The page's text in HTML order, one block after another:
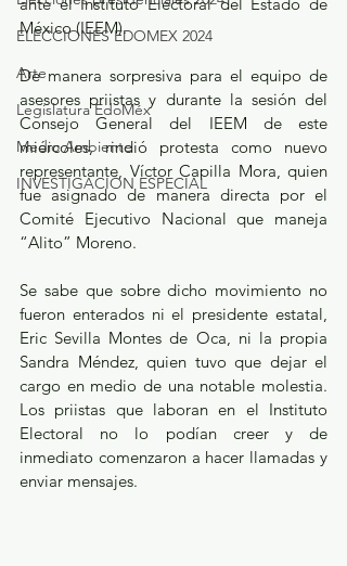
ELECCIONES EDOMEX 2024
Arte
Legislatura EdoMéx
Medio Ambiente
INVESTIGACIÓN ESPECIAL
México (IEEM).
De manera sorpresiva para el equipo de
asesores priistas y durante la sesión del
Consejo General del IEEM de este
miércoles, rindió protesta como nuevo
representante, Víctor Capilla Mora, quien
fue asignado de manera directa por el
Comité Ejecutivo Nacional que maneja
“Alito” Moreno.
Se sabe que sobre dicho movimiento no
fueron enterados ni el presidente estatal,
Eric Sevilla Montes de Oca, ni la propia
Sandra Méndez, quien tuvo que dejar el
cargo en medio de una notable molestia.
Los priistas que laboran en el Instituto
Electoral no lo podían creer y de
inmediato comenzaron a hacer llamadas y
enviar mensajes.